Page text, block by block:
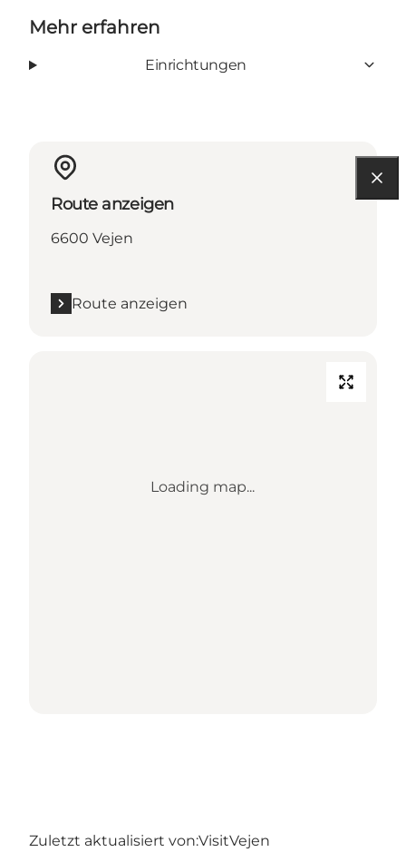
Mehr erfahren
Einrichtungen
Route anzeigen
6600 Vejen
Route anzeigen
Loading map...
Zuletzt aktualisiert von:VisitVejen